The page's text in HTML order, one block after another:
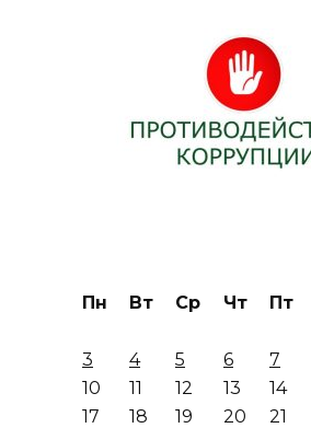
Пн Вт Ср Чт Пт
3
4 5 6 7
10
11 12 13 14
17
18 19 20 21